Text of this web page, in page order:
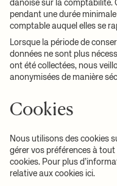
danoise sur la comptabilité.
pendant une durée
comptable auquel elles se
Lorsque la période de
données ne sont plus
ont été collectées, nous
anonymisées de manière
Cookies
Nous utilisons des cookies
gérer vos préférences à
cookies. Pour plus
relative aux cookies ici.